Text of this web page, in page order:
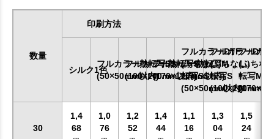
数量
印刷方法
シルク1色
フルカラー熱転写SS
(50×50mm以内)
フルカラー熱転写S
(100×100mm以内)
フルカラー熱転写M
(170×170mm以内)
フルカラーDTF
(ふちなし)
転写SS
(50×50mm以内)
フルカラーDTF
(ふちなし)
転写S
(100×100mm以
フルカ
(ふちな
転写M
30
1,4
68
1,0
76
1,2
52
1,4
44
1,1
16
1,3
04
1,5
24